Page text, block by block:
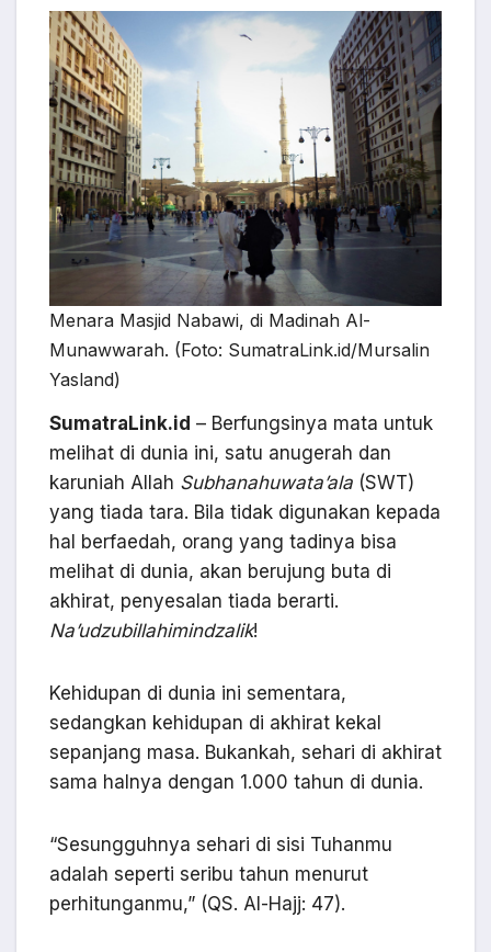
Menara Masjid Nabawi, di Madinah Al-
Munawwarah. (Foto: SumatraLink.id/Mursalin
Yasland)
SumatraLink.id – Berfungsinya mata untuk
melihat di dunia ini, satu anugerah dan
karuniah Allah Subhanahuwata’ala (SWT)
yang tiada tara. Bila tidak digunakan kepada
hal berfaedah, orang yang tadinya bisa
melihat di dunia, akan berujung buta di
akhirat, penyesalan tiada berarti.
Na’udzubillahimindzalik!
Kehidupan di dunia ini sementara,
sedangkan kehidupan di akhirat kekal
sepanjang masa. Bukankah, sehari di akhirat
sama halnya dengan 1.000 tahun di dunia.
“Sesungguhnya sehari di sisi Tuhanmu
adalah seperti seribu tahun menurut
perhitunganmu,” (QS. Al-Hajj: 47).